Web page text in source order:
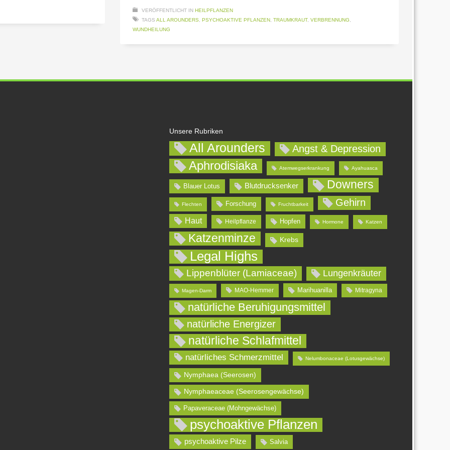
VERÖFFENTLICHT IN HEILPFLANZEN
TAGS ALL AROUNDERS PSYCHOAKTIVE PFLANZEN TRAUMKRAUT, VERBRENNUNG
WUNDHEILUNG
Unsere Rubriken
All Arounders Angst & Depression
Aphrodisiaka Atemwegserkrankung Ayahuasca
Blauer Lotus Blutdrucksenker Downers
Flechten Forschung Fruchtbarkeit Gehirn
Haut Heilpflanze Hopfen Hormone Katzen
Katzenminze Krebs
Legal Highs
Lippenblüter (Lamiaceae) Lungenkräuter
Magen-Darm MAO-Hemmer Marihuanilla Mitragyna
natürliche Beruhigungsmittel
natürliche Energizer
natürliche Schlafmittel
natürliches Schmerzmittel Nelumbonaceae (Lotusgewächse)
Nymphaea (Seerosen)
Nymphaeaceae (Seerosengewächse)
Papaveraceae (Mohngewächse)
psychoaktive Pflanzen
psychoaktive Pilze Salvia